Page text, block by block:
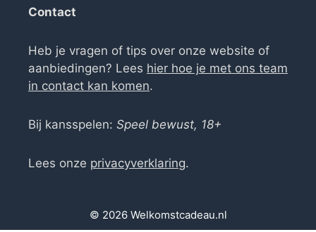
Contact
Heb je vragen of tips over onze website of
aanbiedingen? Lees hier hoe je met ons team
in contact kan komen.
Bij kansspelen: Speel bewust, 18+
Lees onze privacyverklaring.
© 2026 Welkomstcadeau.nl